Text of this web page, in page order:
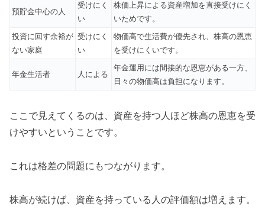
預貯金中心の人
受けにく
い
株価上昇による資産増加を直接受けにく
いためです。
投資に回す余裕が
ない家庭
受けにく
い
物価高で生活費が優先され、株高の恩恵
を受けにくいです。
年金生活者 人による
年金運用には間接的な恩恵がある一方、
日々の物価高は負担になります。
ここで見えてくるのは、資産を持つ人ほど株高の恩恵を受
けやすいということです。
これは格差の問題にもつながります。
株高が続けば、資産を持っている人の評価額は増えます。